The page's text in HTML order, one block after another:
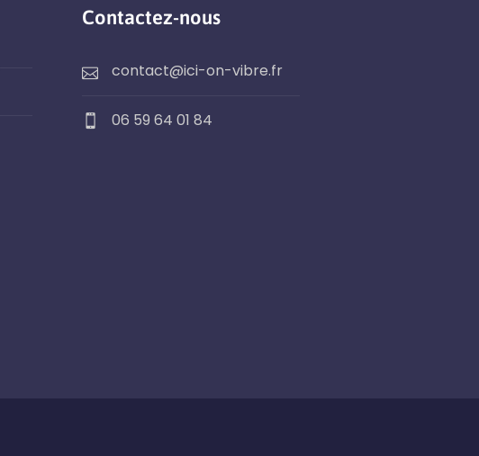
Contactez-nous
contact@ici-on-vibre.fr
06 59 64 01 84